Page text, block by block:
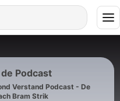
Podcast
Verstand Podcast - De
Bram Strik